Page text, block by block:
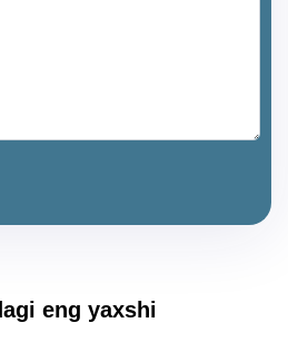
eng yaxshi